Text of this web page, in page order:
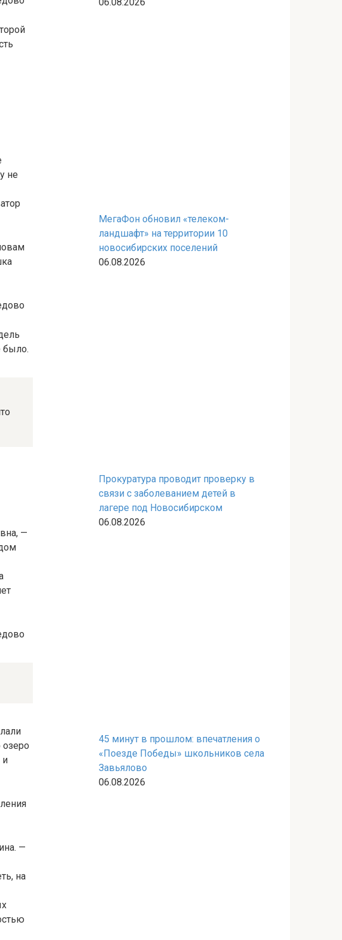
не
было.
—
и
—
на
МегаФон обновил «телеком-
ландшафт» на территории 10
новосибирских поселений
06.08.2026
Прокуратура проводит проверку в
связи с заболеванием детей в
лагере под Новосибирском
06.08.2026
45 минут в прошлом: впечатления о
«Поезде Победы» школьников села
Завьялово
06.08.2026